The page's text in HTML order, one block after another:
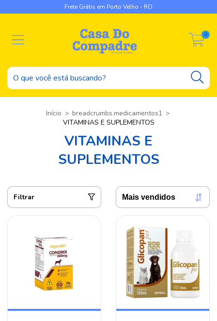
Frete Grátis em Porto Velho - RO
0
Início > breadcrumbs.medicamentos1 >
VITAMINAS E SUPLEMENTOS
VITAMINAS E
SUPLEMENTOS
Filtrar